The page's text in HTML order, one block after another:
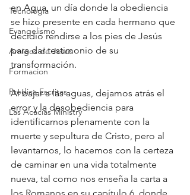
Tecnología
Evangelismo
Amigos de Jesus
Formacion
Predica Escritas
Las Acacias Ministry
en Agua, un día donde la obediencia
se hizo presente en cada hermano que
decidió rendirse a los pies de Jesús
para dar testimonio de su
transformación.
Al bajar a las aguas, dejamos atrás el
error y la desobediencia para
identificarnos plenamente con la
muerte y sepultura de Cristo, pero al
levantarnos, lo hacemos con la certeza
de caminar en una vida totalmente
nueva, tal como nos enseña la carta a